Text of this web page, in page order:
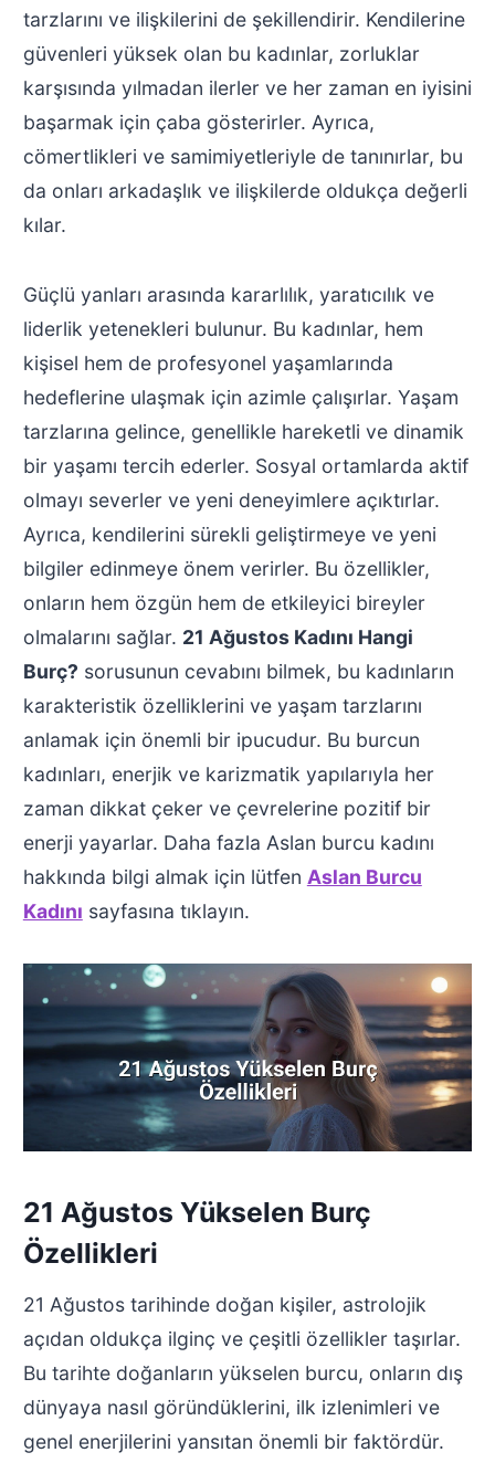
tarzlarını ve ilişkilerini de şekillendirir. Kendilerine
güvenleri yüksek olan bu kadınlar, zorluklar
karşısında yılmadan ilerler ve her zaman en iyisini
başarmak için çaba gösterirler. Ayrıca,
cömertlikleri ve samimiyetleriyle de tanınırlar, bu
da onları arkadaşlık ve ilişkilerde oldukça değerli
kılar.
Güçlü yanları arasında kararlılık, yaratıcılık ve
liderlik yetenekleri bulunur. Bu kadınlar, hem
kişisel hem de profesyonel yaşamlarında
hedeflerine ulaşmak için azimle çalışırlar. Yaşam
tarzlarına gelince, genellikle hareketli ve dinamik
bir yaşamı tercih ederler. Sosyal ortamlarda aktif
olmayı severler ve yeni deneyimlere açıktırlar.
Ayrıca, kendilerini sürekli geliştirmeye ve yeni
bilgiler edinmeye önem verirler. Bu özellikler,
onların hem özgün hem de etkileyici bireyler
olmalarını sağlar. 21 Ağustos Kadını Hangi
Burç? sorusunun cevabını bilmek, bu kadınların
karakteristik özelliklerini ve yaşam tarzlarını
anlamak için önemli bir ipucudur. Bu burcun
kadınları, enerjik ve karizmatik yapılarıyla her
zaman dikkat çeker ve çevrelerine pozitif bir
enerji yayarlar. Daha fazla Aslan burcu kadını
hakkında bilgi almak için lütfen Aslan Burcu
Kadını sayfasına tıklayın.
21 Ağustos Yükselen Burç
Özellikleri
21 Ağustos tarihinde doğan kişiler, astrolojik
açıdan oldukça ilginç ve çeşitli özellikler taşırlar.
Bu tarihte doğanların yükselen burcu, onların dış
dünyaya nasıl göründüklerini, ilk izlenimleri ve
genel enerjilerini yansıtan önemli bir faktördür.